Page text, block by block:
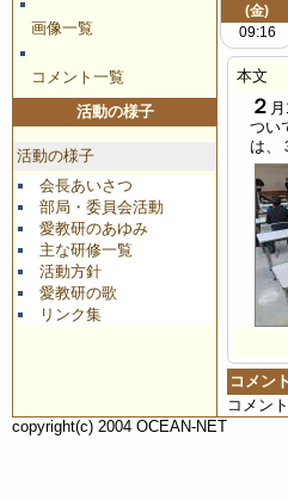
画像一覧
コメント一覧
活動の様子
活動の様子
会長あいさつ
部局・委員会活動
愛教研のあゆみ
主な研修一覧
活動方針
愛教研の歌
リンク集
(金)
09:16
本文
２
つい
は、
コメン
コメン
copyright(c) 2004 OCEAN-NET